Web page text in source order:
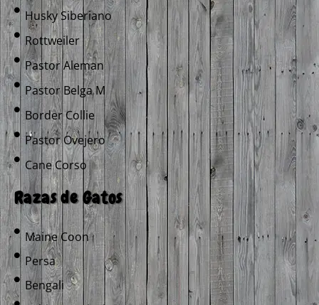
Husky Siberiano
Rottweiler
Pastor Aleman
Pastor Belga M
Border Collie
Pastor Ovejero
Cane Corso
Razas de Gatos
Maine Coon
Persa
Bengali